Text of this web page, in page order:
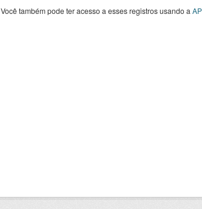
Você também pode ter acesso a esses registros usando a